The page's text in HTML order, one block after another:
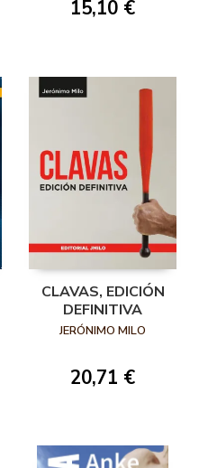
SALUD DE LA
15,10 €
CLAVAS, EDICIÓN
DEFINITIVA
JERÓNIMO MILO
20,71 €